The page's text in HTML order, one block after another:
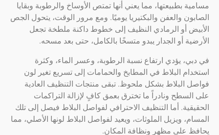
بطبيعتها، مما يعني أنها تمتص الأوساخ والرطوبة وبقايا
والعفن والبكتيريا يوميًا. ومع مرور الوقت، يتحول الجص
أو الرمادي النظيف إلى خطوط داكنة ملطخة تجعل
أو الجدار يبدو متسخًا بالكامل، حتى بعد مسحه.
يؤدي ارتفاع نسبة الرطوبة، وعسر الماء، وكثرة
البلاط في المطابخ والحمامات إلى تسريع تغير لون
البلاط بشكل ملحوظ. تبقى منتجات التنظيف العادية
ونادراً ما تخترق بعمق كافٍ لإزالة التراكمات
أما التنظيف الاحترافي لفواصل البلاط فيصل إلى تلك
ويزيل الملوثات، ويعيد لفواصل البلاط لونها الأصلي، مما
على مظهر ونظافة المكان.